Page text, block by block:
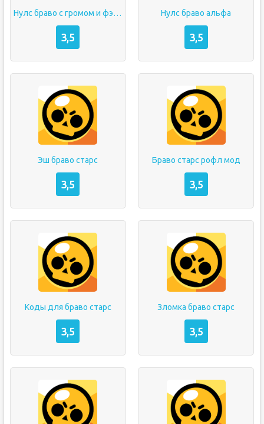
Нулс браво с громом и фэнгом
3,5
Нулс браво альфа
3,5
Эш браво старс
3,5
Браво старс рофл мод
3,5
Коды для браво старс
3,5
Зломка браво старс
3,5